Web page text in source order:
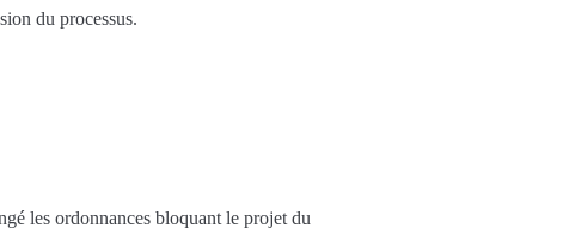
du processus.
les ordonnances bloquant le projet du